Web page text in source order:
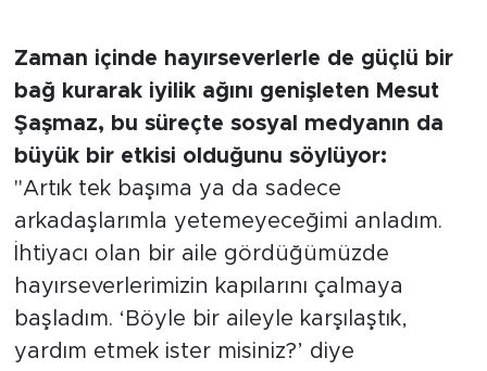
Zaman içinde hayırseverlerle de güçlü bir
bağ kurarak iyilik ağını genişleten Mesut
Şaşmaz, bu süreçte sosyal medyanın da
büyük bir etkisi olduğunu söylüyor:
"Artık tek başıma ya da sadece
arkadaşlarımla yetemeyeceğimi anladım.
İhtiyacı olan bir aile gördüğümüzde
hayırseverlerimizin kapılarını çalmaya
başladım. ‘Böyle bir aileyle karşılaştık,
yardım etmek ister misiniz?’ diye